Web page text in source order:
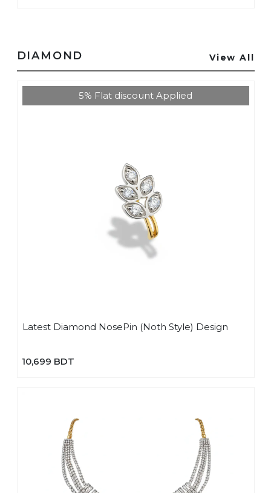
DIAMOND View All
5% Flat discount Applied
Latest Diamond NosePin (Noth Style) Design
10,699 BDT